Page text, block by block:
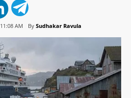
11:08 AM By Sudhakar Ravula